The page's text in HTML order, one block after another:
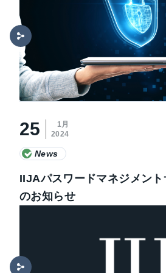
25
1月
2024
News
IIJAパスワードマネジメン
のお知らせ